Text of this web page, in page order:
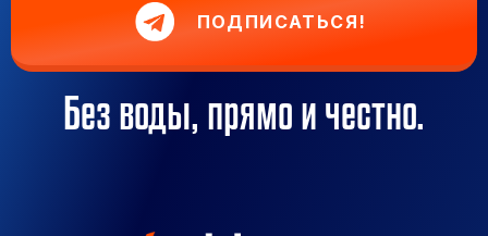
ПОДПИСАТЬСЯ!
Без воды, прямо и честно.